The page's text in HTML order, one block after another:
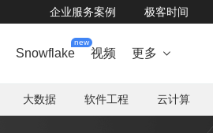
企业服务案例 极客时间
Snowflake
new
视频 更多 
大数据 软件工程 云计算